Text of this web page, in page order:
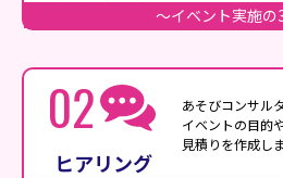
〜イベント実施の
02
ヒアリング
あそびコンサル
イベントの目的
見積りを作成しま